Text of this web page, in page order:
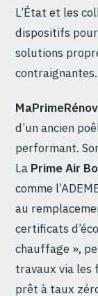
L’État et les
dispositifs pour
solutions
contraignantes.
d’un ancien
performant.
La Prime Air
comme
au
certificats
chauffage »,
travaux via les
prêt à taux